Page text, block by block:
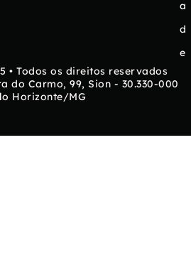
a
d
e
• Todos os direitos reservados
do Carmo, 99, Sion - 30.330-000
Horizonte/MG